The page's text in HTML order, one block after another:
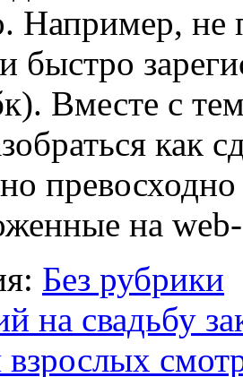
Например, не
быстро
Вместе с
как
на web-
Без рубрики
на свадьбу